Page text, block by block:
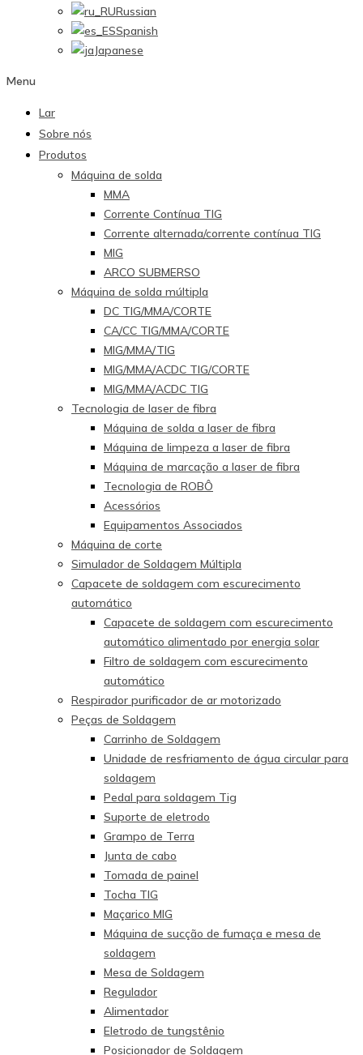
Russian
Spanish
Japanese
Menu
Lar
Sobre nós
Produtos
Máquina de solda
MMA
Corrente Contínua TIG
Corrente alternada/corrente contínua TIG
MIG
ARCO SUBMERSO
Máquina de solda múltipla
DC TIG/MMA/CORTE
CA/CC TIG/MMA/CORTE
MIG/MMA/TIG
MIG/MMA/ACDC TIG/CORTE
MIG/MMA/ACDC TIG
Tecnologia de laser de fibra
Máquina de solda a laser de fibra
Máquina de limpeza a laser de fibra
Máquina de marcação a laser de fibra
Tecnologia de ROBÔ
Acessórios
Equipamentos Associados
Máquina de corte
Simulador de Soldagem Múltipla
Capacete de soldagem com escurecimento
automático
Capacete de soldagem com escurecimento
automático alimentado por energia solar
Filtro de soldagem com escurecimento
automático
Respirador purificador de ar motorizado
Peças de Soldagem
Carrinho de Soldagem
Unidade de resfriamento de água circular para
soldagem
Pedal para soldagem Tig
Suporte de eletrodo
Grampo de Terra
Junta de cabo
Tomada de painel
Tocha TIG
Maçarico MIG
Máquina de sucção de fumaça e mesa de
soldagem
Mesa de Soldagem
Regulador
Alimentador
Eletrodo de tungstênio
Posicionador de Soldagem